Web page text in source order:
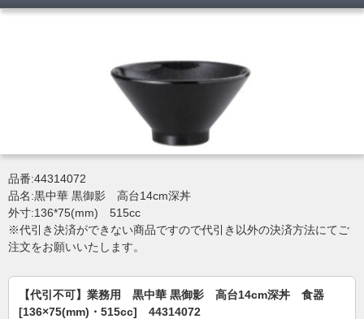
品番:44314072
品名:黒中華 黒御影 高台14cm深丼
外寸:136*75(mm) 515cc
※代引き決済ができない商品ですので代引き以外の決済方法にてご
注文をお願いいたします。
【代引不可】業務用 黒中華 黒御影 高台14cm深丼 食器
[136×75(mm)・515cc] 44314072